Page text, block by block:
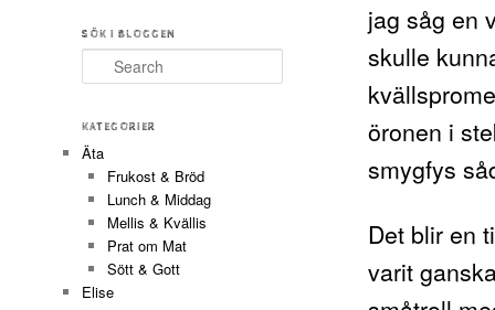
jag såg en
skulle
öronen i
smygfys
Det blir en
varit
SÖK I BLOGGEN
Search
KATEGORIER
Äta
Frukost & Bröd
Lunch & Middag
Mellis & Kvällis
Prat om Mat
Sött & Gott
Elise